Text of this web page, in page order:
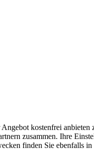
kostenfrei
zusammen. Ihre
finden Sie ebenfalls